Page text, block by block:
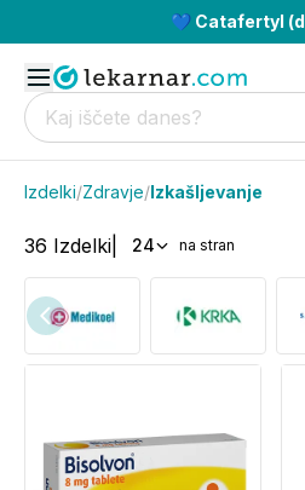
💙 Catafertyl
Izdelki/Zdravje/Izkašljevanje
36 Izdelki 24 na stran